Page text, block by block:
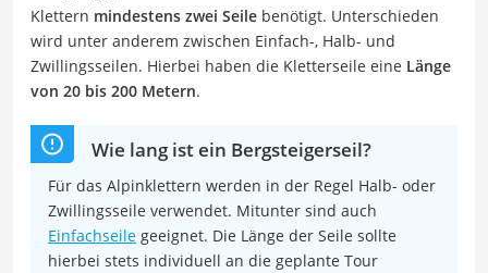
Klettern mindestens zwei Seile benötigt. Unterschieden
wird unter anderem zwischen Einfach-, Halb- und
Zwillingsseilen. Hierbei haben die Kletterseile eine Länge
von 20 bis 200 Metern.
Wie lang ist ein Bergsteigerseil?
Für das Alpinklettern werden in der Regel Halb- oder
Zwillingsseile verwendet. Mitunter sind auch
Einfachseile geeignet. Die Länge der Seile sollte
hierbei stets individuell an die geplante Tour